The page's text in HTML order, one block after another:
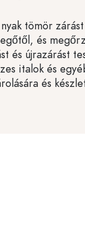
tömör
és
és újrazárást
italok és
és